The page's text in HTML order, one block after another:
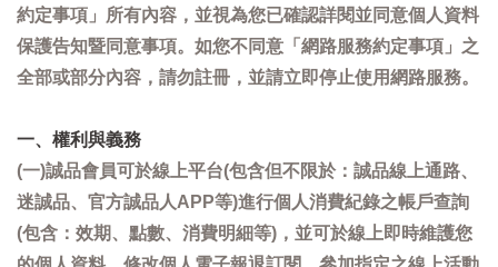
約定事項」所有內容，並視為您已確認詳閱並同意個人資料
保護告知暨同意事項。如您不同意「網路服務約定事項」之
全部或部分內容，請勿註冊，並請立即停止使用網路服務。
一、權利與義務
(一)誠品會員可於線上平台(包含但不限於：誠品線上通路、
迷誠品、官方誠品人APP等)進行個人消費紀錄之帳戶查詢
(包含：效期、點數、消費明細等)，並可於線上即時維護您